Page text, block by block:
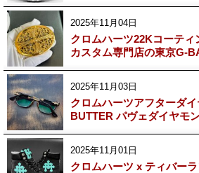
2025年11月04日
クロムハーツ22Kコーティ
カスタム専門店の東京G-
2025年11月03日
クロムハーツアフターダ
BUTTER パヴェダイヤモ
2025年11月01日
クロムハーツ x ティバー